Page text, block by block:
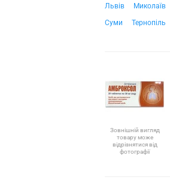
Львів
Миколаїв
Суми
Тернопіль
Зовнішній вигляд
товару може
відрізнятися від
фотографії